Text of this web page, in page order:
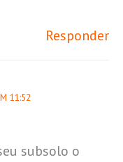
Responder
11:52
subsolo o